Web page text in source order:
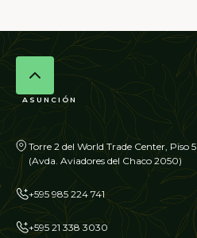
ASUNCIÓN
Torre 2 del World Trade Center, Piso 5
(Avda. Aviadores del Chaco 2050)
+595 985 224 741
+595 21 338 3030